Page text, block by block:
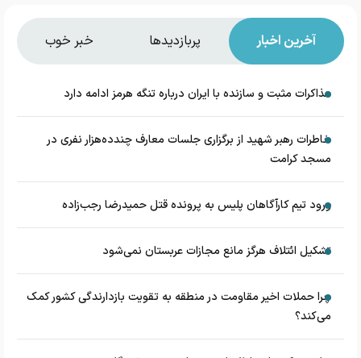
آخرین اخبار پربازدیدها خبر خوب
مذاکرات مثبت و سازنده با ایران درباره تنگه هرمز ادامه دارد
خاطرات رهبر شهید از برگزاری جلسات معارف چندده‌هزار نفری در
مسجد کرامت
ورود تیم کارآگاهان پلیس به پرونده قتل حمیدرضا رجب‌زاده
تشکیل ائتلاف هرگز مانع مجازات عربستان نمی‌شود
چرا حملات اخیر مقاومت در منطقه به تقویت بازدارندگی کشور کمک
می‌کند؟